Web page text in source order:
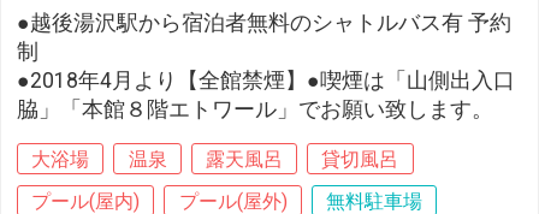
●越後湯沢駅から宿泊者無料のシャトルバス有 予約
制
●2018年4月より【全館禁煙】●喫煙は「山側出入口
脇」「本館８階エトワール」でお願い致します。
大浴場 温泉 露天風呂
貸切風呂
プール(屋内)
プール(屋外)
無料駐車場